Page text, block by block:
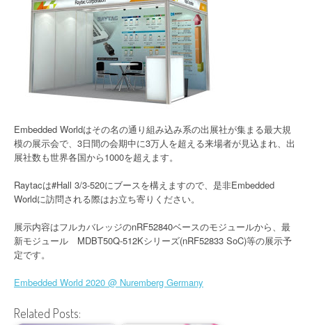
Embedded Worldはその名の通り組み込み系の出展社が集まる最大規
模の展示会で、3日間の会期中に3万人を超える来場者が見込まれ、出
展社数も世界各国から1000を超えます。
Raytacは#Hall 3/3-520にブースを構えますので、是非Embedded
Worldに訪問される際はお立ち寄りください。
展示内容はフルカバレッジのnRF52840ベースのモジュールから、最
新モジュール MDBT50Q-512Kシリーズ(nRF52833 SoC)等の展示予
定です。
Embedded World 2020 @ Nuremberg Germany
Related Posts: